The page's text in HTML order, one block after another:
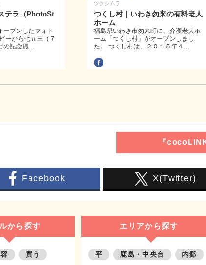
テラ（PhotoSt
ープンしたフォト
ーから七五三（７
の記念撮...
ツクシムラ
つくし村｜いわき勿来の有料老人
ホーム
福島県いわき市勿来町に、介護老人ホ
ーム「つくし村」がオープンしまし
た。 つくし村は、２０１５年４...
『
Facebook X(Twitter)
から探す
買う
エリアから探す
平 鹿島・中央台 内郷